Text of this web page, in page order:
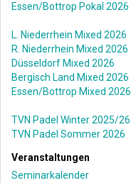
Essen/Bottrop Pokal 2026
L. Niederrhein Mixed 2026
R. Niederrhein Mixed 2026
Düsseldorf Mixed 2026
Bergisch Land Mixed 2026
Essen/Bottrop Mixed 2026
TVN Padel Winter 2025/26
TVN Padel Sommer 2026
Veranstaltungen
Seminarkalender